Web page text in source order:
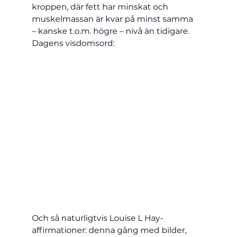
kroppen, där fett har minskat och
muskelmassan är kvar på minst samma
– kanske t.o.m. högre – nivå än tidigare.
Dagens visdomsord:
Och så naturligtvis Louise L Hay-
affirmationer: denna gång med bilder,